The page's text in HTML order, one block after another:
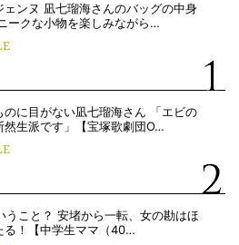
ェンヌ 凪七瑠海さんのバッグの中身
ークな小物を楽しみながら…
のに目がない凪七瑠海さん 「エビの
然生派です」【宝塚歌劇団O…
うこと？ 安堵から一転、女の勘はほ
る！【中学生ママ（40…